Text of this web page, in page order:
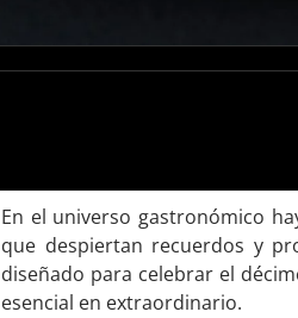
En el universo gastronómico
que despiertan recuerdos y
diseñado para celebrar el
esencial en extraordinario.